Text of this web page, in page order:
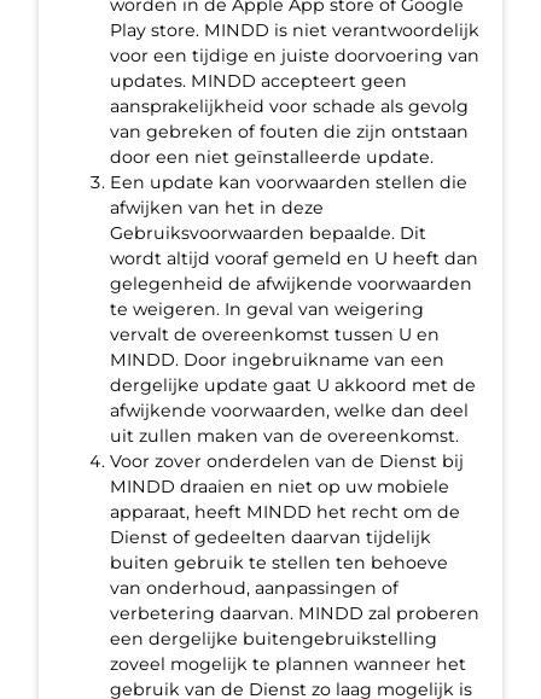
worden in de Apple App store of Google
Play store. MINDD is niet verantwoordelijk
voor een tijdige en juiste doorvoering van
updates. MINDD accepteert geen
aansprakelijkheid voor schade als gevolg
van gebreken of fouten die zijn ontstaan
door een niet geïnstalleerde update.
Een update kan voorwaarden stellen die
afwijken van het in deze
Gebruiksvoorwaarden bepaalde. Dit
wordt altijd vooraf gemeld en U heeft dan
gelegenheid de afwijkende voorwaarden
te weigeren. In geval van weigering
vervalt de overeenkomst tussen U en
MINDD. Door ingebruikname van een
dergelijke update gaat U akkoord met de
afwijkende voorwaarden, welke dan deel
uit zullen maken van de overeenkomst.
Voor zover onderdelen van de Dienst bij
MINDD draaien en niet op uw mobiele
apparaat, heeft MINDD het recht om de
Dienst of gedeelten daarvan tijdelijk
buiten gebruik te stellen ten behoeve
van onderhoud, aanpassingen of
verbetering daarvan. MINDD zal proberen
een dergelijke buitengebruikstelling
zoveel mogelijk te plannen wanneer het
gebruik van de Dienst zo laag mogelijk is